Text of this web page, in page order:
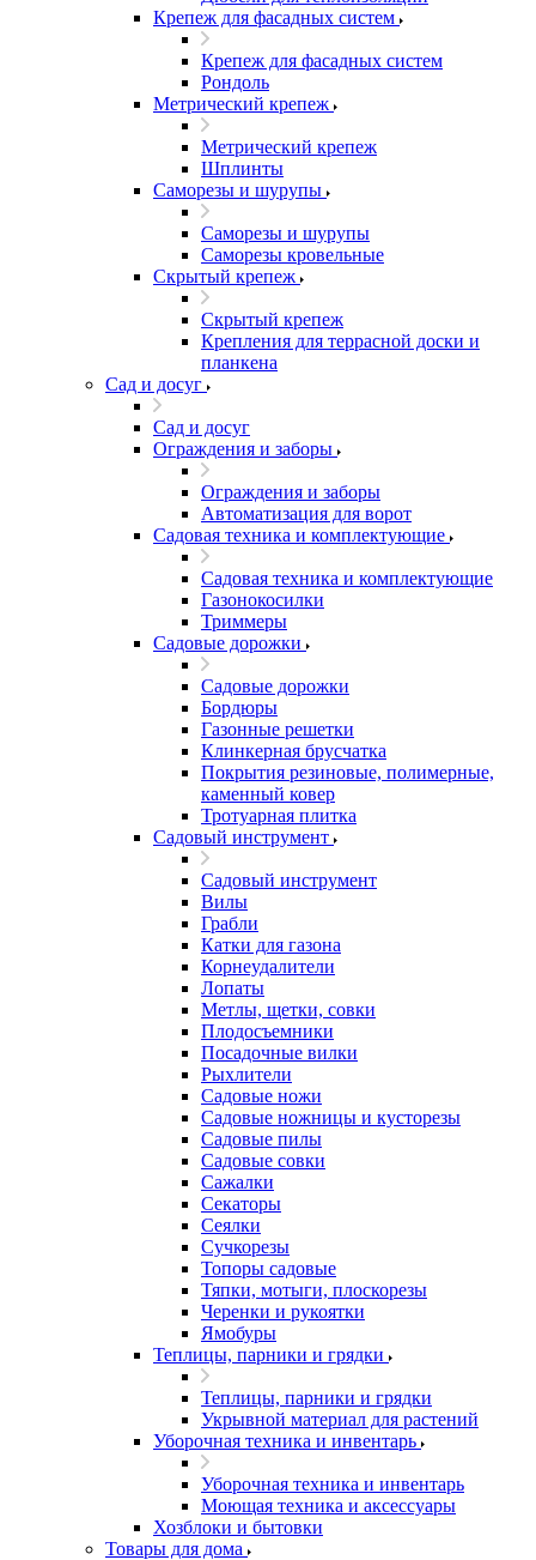
Крепеж для фасадных систем
Крепеж для фасадных систем
Рондоль
Метрический крепеж
Метрический крепеж
Шплинты
Саморезы и шурупы
Саморезы и шурупы
Саморезы кровельные
Скрытый крепеж
Скрытый крепеж
Крепления для террасной доски и
планкена
Сад и досуг
Сад и досуг
Ограждения и заборы
Ограждения и заборы
Автоматизация для ворот
Садовая техника и комплектующие
Садовая техника и комплектующие
Газонокосилки
Триммеры
Садовые дорожки
Садовые дорожки
Бордюры
Газонные решетки
Клинкерная брусчатка
Покрытия резиновые, полимерные,
каменный ковер
Тротуарная плитка
Садовый инструмент
Садовый инструмент
Вилы
Грабли
Катки для газона
Корнеудалители
Лопаты
Метлы, щетки, совки
Плодосъемники
Посадочные вилки
Рыхлители
Садовые ножи
Садовые ножницы и кусторезы
Садовые пилы
Садовые совки
Сажалки
Секаторы
Сеялки
Сучкорезы
Топоры садовые
Тяпки, мотыги, плоскорезы
Черенки и рукоятки
Ямобуры
Теплицы, парники и грядки
Теплицы, парники и грядки
Укрывной материал для растений
Уборочная техника и инвентарь
Уборочная техника и инвентарь
Моющая техника и аксессуары
Хозблоки и бытовки
Товары для дома